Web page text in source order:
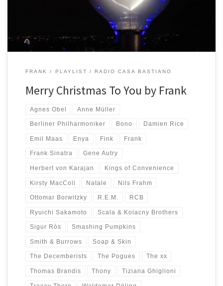
FRANK PLAYLIST RADIO CASA BASTIANO
Merry Christmas To You by Frank
Agnes Obel Anne Müller
Berliner Philharmoniker Bono Damien Rice
Emil Maas Enya Fink Frank
Frank Sinatra Gene Autry
Herbert von Karajan Kings of Convenience
Kirsty MacColl Natale Nils Frahm
Ottomar Borwitzky R.E.M. RCB
Ryuichi Sakamoto Scala & Kolacny Brothers
Sigur Ròs Smashing Pumpkins
Smith & Burrows Soap & Skin
The Decemberists The Pogues The xx
Thomas Brandis Thony Tiziana Ghiglioni